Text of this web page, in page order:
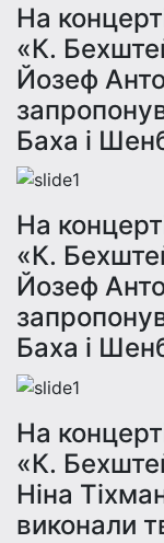
На
«К.
Йозеф
Баха і
На
«К.
Йозеф
Баха і
На
«К.
Ніна
виконали